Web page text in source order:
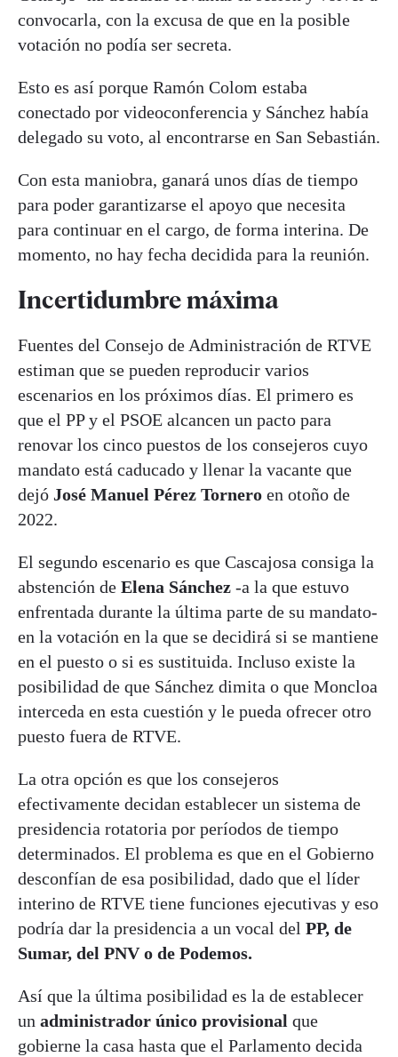
convocarla, con la excusa de que en la posible
votación no podía ser secreta.
Esto es así porque Ramón Colom estaba
conectado por videoconferencia y Sánchez había
delegado su voto, al encontrarse en San Sebastián.
Con esta maniobra, ganará unos días de tiempo
para poder garantizarse el apoyo que necesita
para continuar en el cargo, de forma interina. De
momento, no hay fecha decidida para la reunión.
Incertidumbre máxima
Fuentes del Consejo de Administración de RTVE
estiman que se pueden reproducir varios
escenarios en los próximos días. El primero es
que el PP y el PSOE alcancen un pacto para
renovar los cinco puestos de los consejeros cuyo
mandato está caducado y llenar la vacante que
dejó José Manuel Pérez Tornero en otoño de
2022.
El segundo escenario es que Cascajosa consiga la
abstención de Elena Sánchez -a la que estuvo
enfrentada durante la última parte de su mandato-
en la votación en la que se decidirá si se mantiene
en el puesto o si es sustituida. Incluso existe la
posibilidad de que Sánchez dimita o que Moncloa
interceda en esta cuestión y le pueda ofrecer otro
puesto fuera de RTVE.
La otra opción es que los consejeros
efectivamente decidan establecer un sistema de
presidencia rotatoria por períodos de tiempo
determinados. El problema es que en el Gobierno
desconfían de esa posibilidad, dado que el líder
interino de RTVE tiene funciones ejecutivas y eso
podría dar la presidencia a un vocal del PP, de
Sumar, del PNV o de Podemos.
Así que la última posibilidad es la de establecer
un administrador único provisional que
gobierne la casa hasta que el Parlamento decida